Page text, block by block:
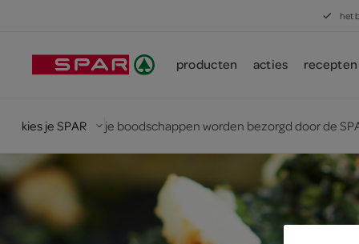
het
producten acties recepten
kies je SPAR je boodschappen worden bezorgd door de